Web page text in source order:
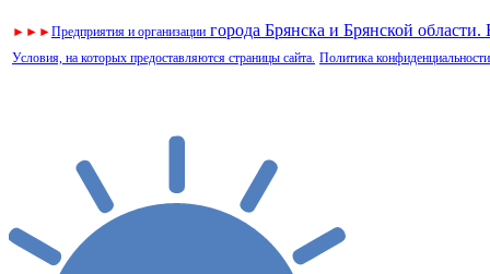
► ► ►Предприятия и организации города Брянска и Брянской
Условия, на которых предоставляются страницы сайта. Политика конфиденциальности